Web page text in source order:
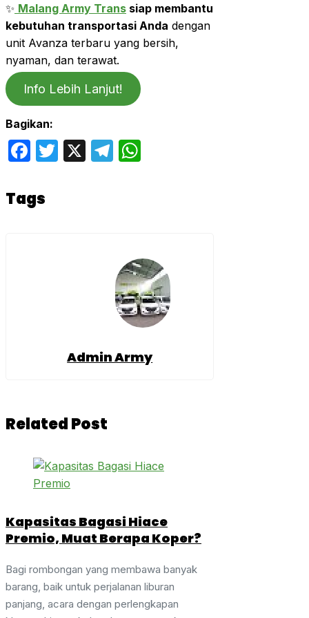
✨ Malang Army Trans siap membantu
kebutuhan transportasi Anda dengan
unit Avanza terbaru yang bersih,
nyaman, dan terawat.
Info Lebih Lanjut!
Bagikan:
Facebook
Twitter
X Telegram
Tags
Admin Army
Related Post
Kapasitas Bagasi Hiace
Premio, Muat Berapa Koper?
Bagi rombongan yang membawa banyak
barang, baik untuk perjalanan liburan
panjang, acara dengan perlengkapan